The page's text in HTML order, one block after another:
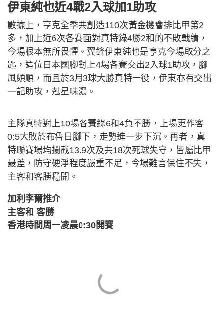
伊東純也近4戰2入球加1助攻
數據上，亨克全季共創造110次黃金機會排比甲第2
多，加上近6次各賽面對真特錄4勝2和的不敗戰績，
今場根本無所畏懼。翼鋒伊東純也是亨克今場取分之
匙，這位日本國腳對上4場各賽交出2入球1助攻，腳
風頗順，而且於3月3球大勝真特一役，伊東亦有交出
一記助攻，剋星味濃。
主隊真特對上10場各賽錄6和4負不勝，上場更作客
0:5大敗於布魯日腳下，走勢進一步下沉。再者，真
特聯賽場均攔截13.9次及共18次死球失守，皆屬比甲
最差，防守硬淨程度嚴重不足，今場難言保住不失，
主客和客勝穩開。
加利李爾推介
主客和 客勝
香港時間周一凌晨0:30開賽